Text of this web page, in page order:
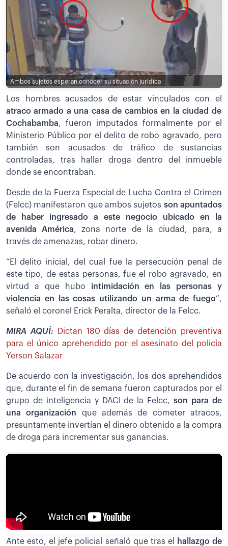
Ambos sujetos esperan conocer su situación jurídica
Los hombres acusados de estar vinculados con el
atraco armado a una casa de cambios en la ciudad de
Cochabamba, fueron imputados formalmente por el
Ministerio Público por el delito de robo agravado, pero
también son acusados de tráfico de sustancias
controladas, tras hallar droga dentro del inmueble
donde se encontraban.
Desde de la Fuerza Especial de Lucha Contra el Crimen
(Felcc) manifestaron que ambos sujetos son apuntados
de haber ingresado a este negocio ubicado en la
avenida América, zona norte de la ciudad, para, a
través de amenazas, robar dinero.
“El delito inicial, del cual fue la persecución penal de
este tipo, de estas personas, fue el robo agravado, en
virtud a que hubo intimidación en las personas y
violencia en las cosas utilizando un arma de fuego”,
señaló el coronel Erick Peralta, director de la Felcc.
MIRA AQUÍ:
Dictan 180 días de detención preventiva
para el único aprehendido por el asesinato del policía
Yerson Salazar
De acuerdo con la investigación, los dos aprehendidos
que, durante el fin de semana fueron capturados por el
grupo de inteligencia y DACI de la Felcc,son para de
una organización que además de cometer atracos,
presuntamente invertían el dinero obtenido a la compra
de droga para incrementar sus ganancias.
Ante esto, el jefe policial señaló que tras el
hallazgo de